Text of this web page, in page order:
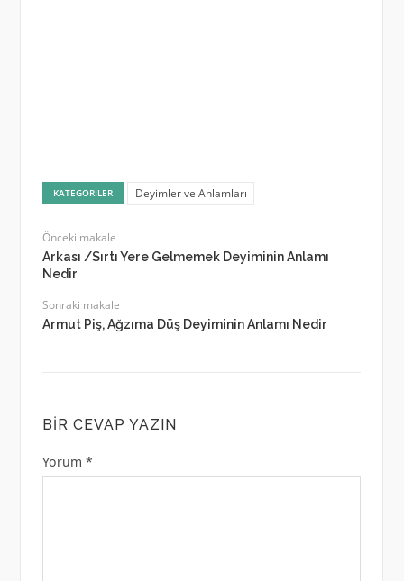
KATEGORILER Deyimler ve Anlamları
Önceki makale
Arkası /Sırtı Yere Gelmemek Deyiminin Anlamı
Nedir
Sonraki makale
Armut Piş, Ağzıma Düş Deyiminin Anlamı Nedir
BIR CEVAP YAZIN
Yorum *